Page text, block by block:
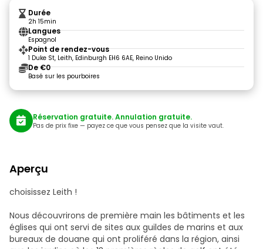
Durée
2h 15min
Langues
Espagnol
Point de rendez-vous
1 Duke St, Leith, Edinburgh EH6 6AE, Reino Unido
De €0
Basé sur les pourboires
Réservation gratuite. Annulation gratuite.
Pas de prix fixe — payez ce que vous pensez que la visite vaut.
Aperçu
choisissez Leith !
Nous découvrirons de première main les bâtiments et les
églises qui ont servi de sites aux guildes de marins et aux
bureaux de douane qui ont proliféré dans la région, ainsi